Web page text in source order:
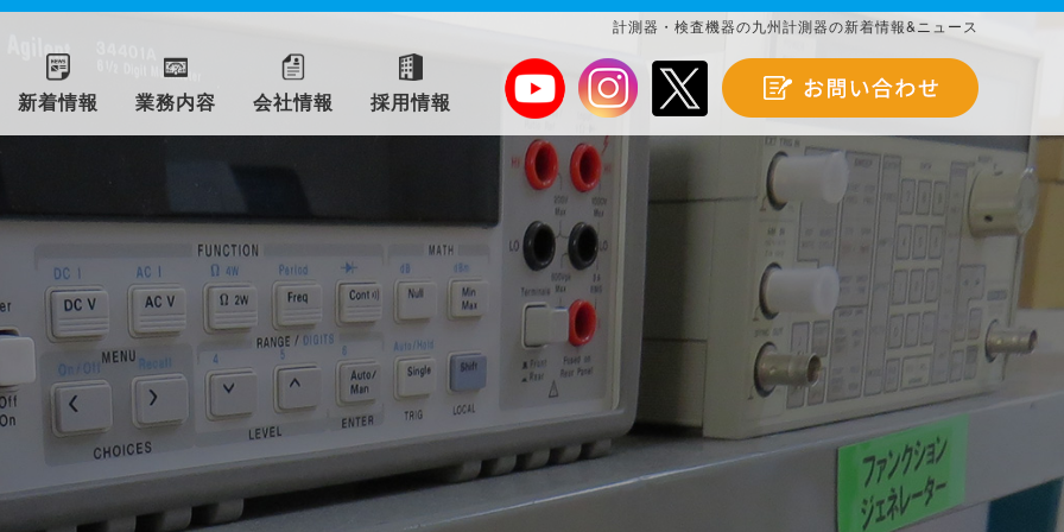
計測器・検査機器の九州計測器の新着情報&ニュース
新着情報 業務内容 会社情報 採用情報